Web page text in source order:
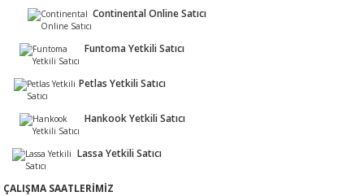
Continental Online Satıcı
Funtoma Yetkili Satıcı
Petlas Yetkili Satıcı
Hankook Yetkili Satıcı
Lassa Yetkili Satıcı
ÇALIŞMA SAATLERİMİZ